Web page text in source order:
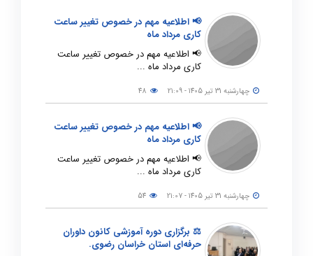
📢 اطلاعیه مهم در خصوص تغییر ساعت
کاری مرداد ماه
📢 اطلاعیه مهم در خصوص تغییر ساعت
کاری مرداد ماه ...
چهارشنبه 31 تیر 1405 - 21:09
📢 اطلاعیه مهم در خصوص تغییر ساعت
کاری مرداد ماه
📢 اطلاعیه مهم در خصوص تغییر ساعت
کاری مرداد ماه ...
چهارشنبه 31 تیر 1405 - 21:07
⚖️ برگزاری دوره آموزشی کانون داوران
حرفه‌ای استان خراسان رضوی.